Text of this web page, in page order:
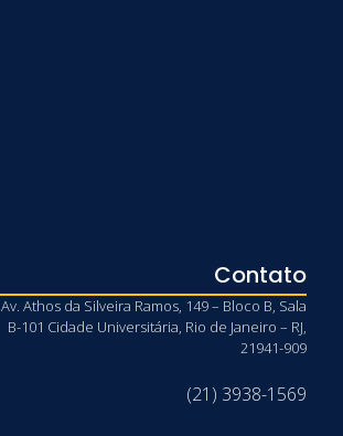
Contato
Av. Athos da Silveira Ramos, 149 – Bloco B, Sala
B-101 Cidade Universitária, Rio de Janeiro – RJ,
21941-909
(21) 3938-1569